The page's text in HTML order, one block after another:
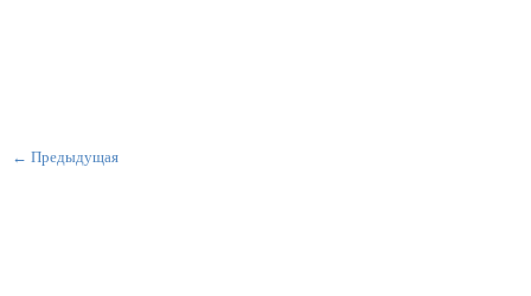
← Предыдущая